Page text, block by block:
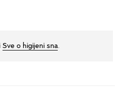
Sve o higijeni sna.